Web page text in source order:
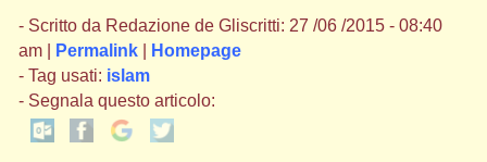
- Scritto da Redazione de Gliscritti: 27 /06 /2015 - 08:40
am |
Permalink|
Homepage
- Tag usati: islam
- Segnala questo articolo: